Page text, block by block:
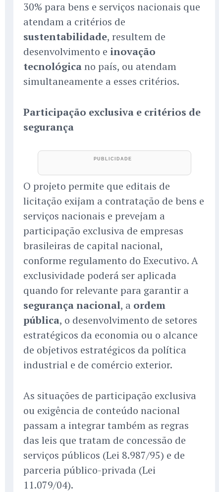
30% para bens e serviços nacionais que
atendam a critérios de
sustentabilidade, resultem de
desenvolvimento e inovação
tecnológicano país, ou atendam
simultaneamente a esses critérios.
Participação exclusiva e critérios de
segurança
O projeto permite que editais de
licitação exijam a contratação de bens e
serviços nacionais e prevejam a
participação exclusiva de empresas
brasileiras de capital nacional,
conforme regulamento do Executivo. A
exclusividade poderá ser aplicada
quando for relevante para garantir a
segurança nacional, a ordem
pública, o desenvolvimento de setores
estratégicos da economia ou o alcance
de objetivos estratégicos da política
industrial e de comércio exterior.
As situações de participação exclusiva
ou exigência de conteúdo nacional
passam a integrar também as regras
das leis que tratam de concessão de
serviços públicos (Lei 8.987/95) e de
parceria público-privada (Lei
11.079/04).